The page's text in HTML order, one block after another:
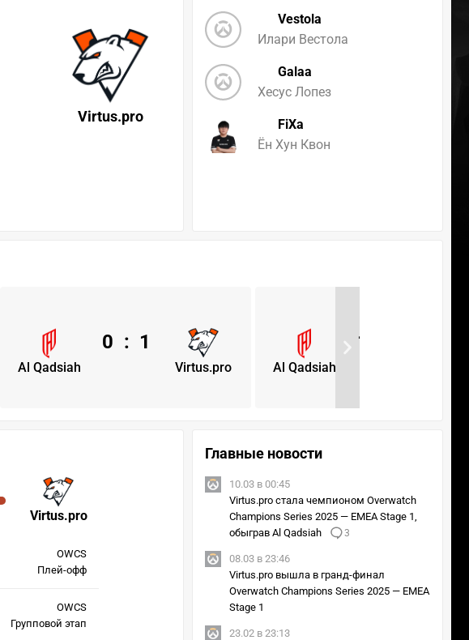
Vestola
Илари Вестола
Galaa
Хесус Лопез
FiXa
Ён Хун Квон
Virtus.pro
Al Qadsiah Virtus.pro
0 : 1
Al Qadsiah
1
Virtus.pro
OWCS
Плей-офф
OWCS
Групповой этап
Главные новости
10.03 в 00:45
Virtus.pro стала чемпионом Overwatch
Champions Series 2025 — EMEA Stage 1,
обыграв Al Qadsiah
3
08.03 в 23:46
Virtus.pro вышла в гранд-финал
Overwatch Champions Series 2025 — EMEA
Stage 1
23.02 в 23:13